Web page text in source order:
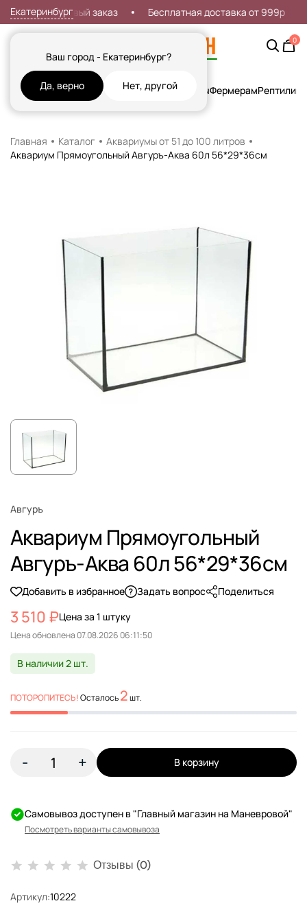
Екатеринбург
Ваш город - Екатеринбург?
Да, верно Нет, другой
7% на первый заказ Бесплатная доставка от 999р
0
Кошки СобакиРыбы Грызуны и Хорьки ПтицыФермерамРептилии
Главная Каталог
Аквариумы от 51 до 100 литров
Аквариум Прямоугольный Авгуръ-Аква 60л 56*29*36см
Авгуръ
Аквариум Прямоугольный
Авгуръ-Аква 60л 56*29*36см
Добавить в избранное Задать вопрос Поделиться
3 510 ₽Цена за 1 штуку
Цена обновлена
В наличии 2 шт.
ПОТОРОПИТЕСЬ!Осталось2шт.
- + В корзину
Самовывоз доступен в "Главный магазин на Маневровой"
Посмотреть варианты самовывоза
Отзывы (0)
Артикул:10222